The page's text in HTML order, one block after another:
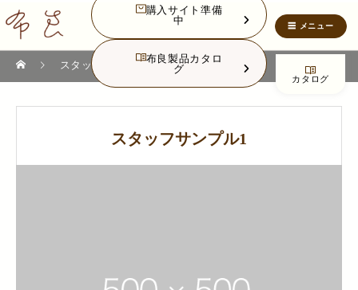
カタログ
購入サイト準備
中
布良製品カタロ
グ
STAFF
スタッフ スタッフサンプル1
スタッフサンプル1